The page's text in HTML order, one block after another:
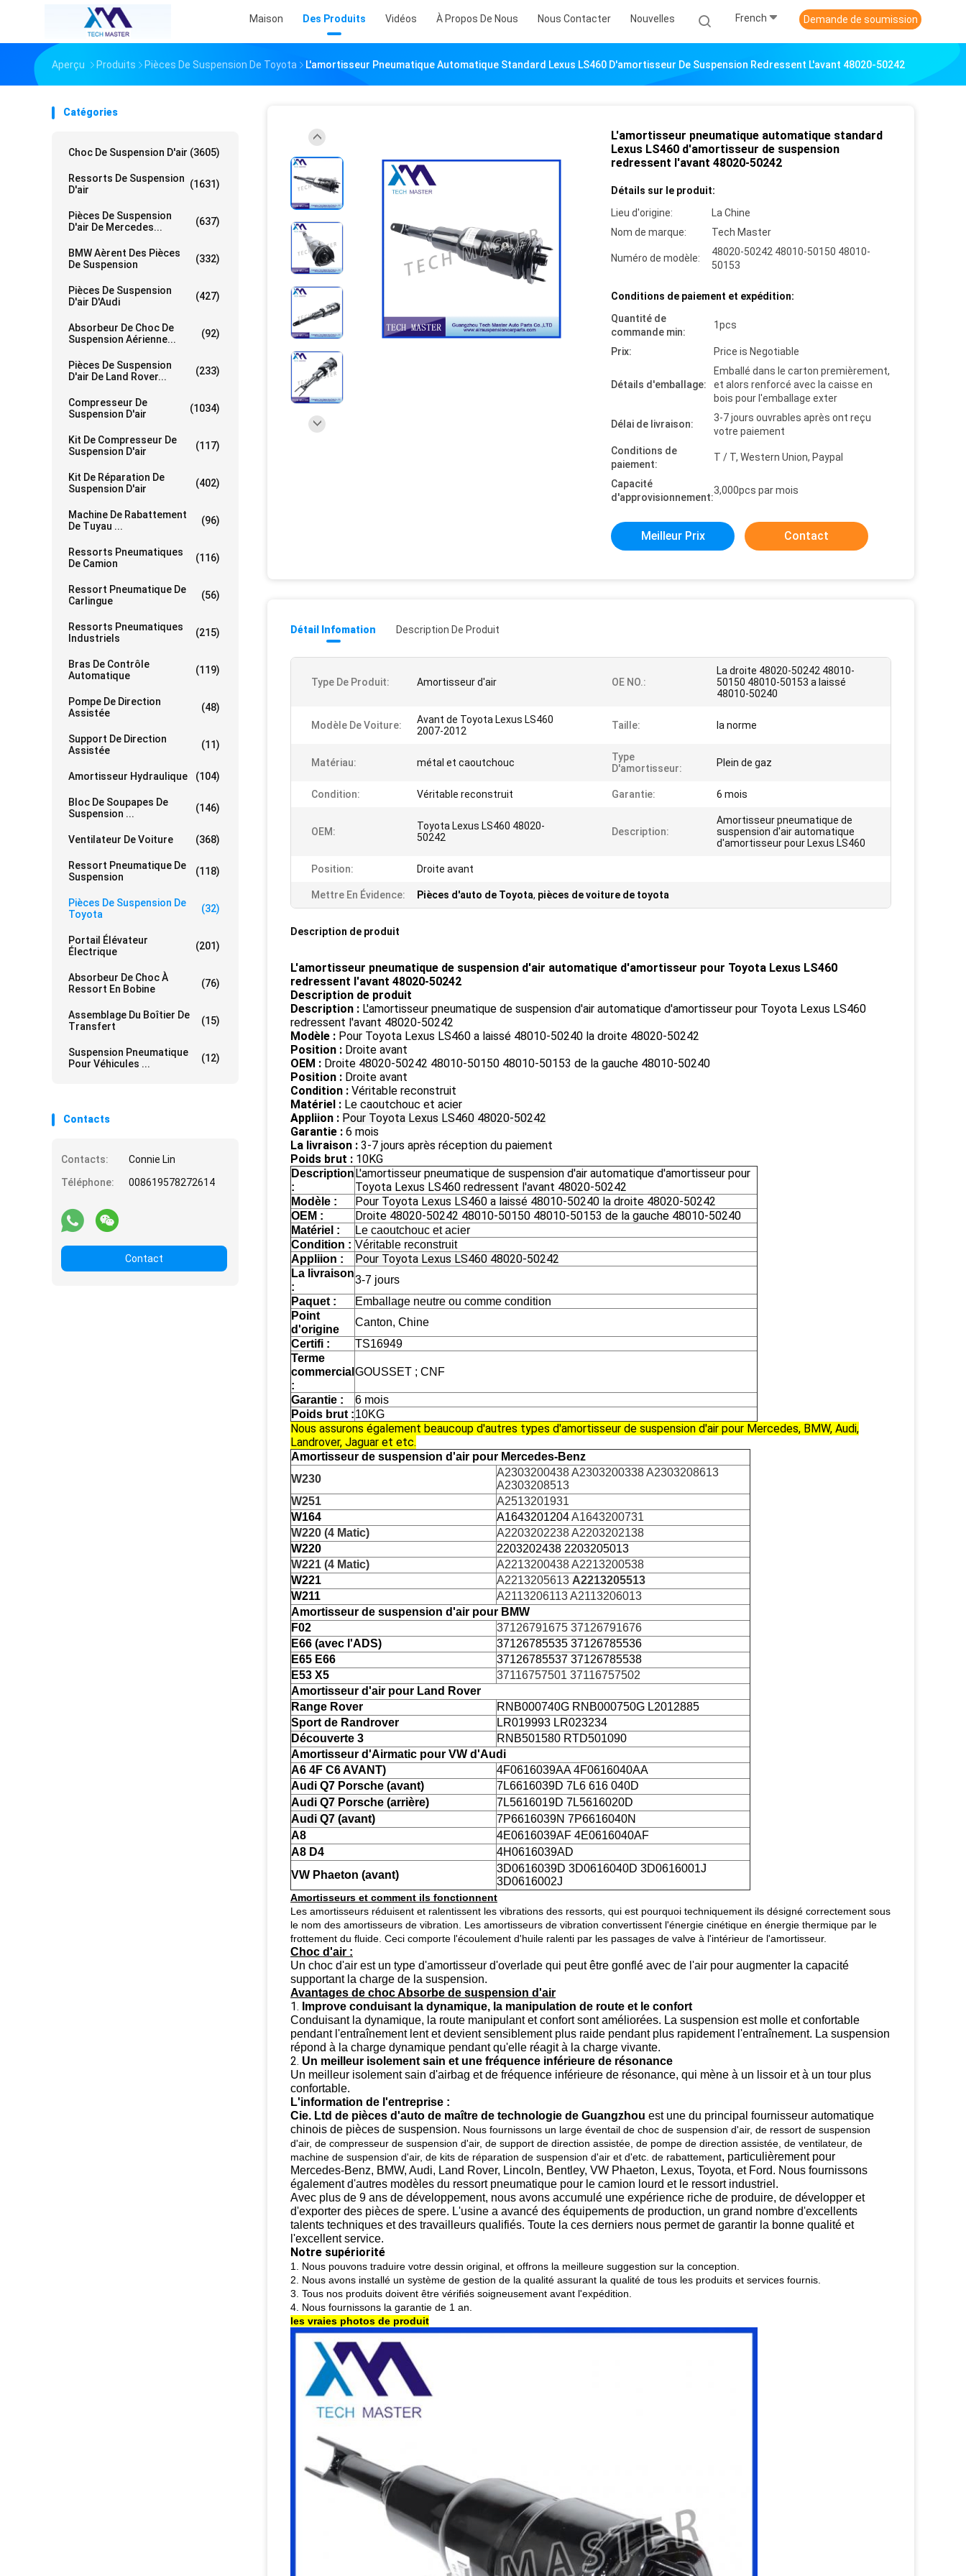
Maison Des Produits Vidéos À Propos De Nous Nous Contacter Nouvelles French Demande de soumission
Aperçu Produits Pièces De Suspension De Toyota L'amortisseur Pneumatique Automatique Standard Lexus LS460 D'amortisseur De Suspension Redressent L'avant 48020-50242
Catégories
Choc De Suspension D'air (3605)
Ressorts De Suspension
D'air
(1631)
Pièces De Suspension
D'air De Mercedes...
(637)
BMW Aèrent Des Pièces
De Suspension
(332)
Pièces De Suspension
D'air D'Audi
(427)
Absorbeur De Choc De
Suspension Aérienne...
(92)
Pièces De Suspension
D'air De Land Rover...
(233)
Compresseur De
Suspension D'air
(1034)
Kit De Compresseur De
Suspension D'air
(117)
Kit De Réparation De
Suspension D'air
(402)
Machine De Rabattement
De Tuyau ...
(96)
Ressorts Pneumatiques
De Camion
(116)
Ressort Pneumatique De
Carlingue
(56)
Ressorts Pneumatiques
Industriels
(215)
Bras De Contrôle
Automatique
(119)
Pompe De Direction
Assistée
(48)
Support De Direction
Assistée
(11)
Amortisseur Hydraulique (104)
Bloc De Soupapes De
Suspension ...
(146)
Ventilateur De Voiture (368)
Ressort Pneumatique De
Suspension
(118)
Pièces De Suspension De
Toyota
(32)
Portail Élévateur
Électrique
(201)
Absorbeur De Choc À
Ressort En Bobine
(76)
Assemblage Du Boîtier De
Transfert
(15)
Suspension Pneumatique
Pour Véhicules ...
(12)
Contacts
Contacts:
Connie Lin
Téléphone:
008619578272614
Contact
L'amortisseur pneumatique automatique standard
Lexus LS460 d'amortisseur de suspension
redressent l'avant 48020-50242
Détails sur le produit:
Lieu d'origine:
La Chine
Nom de marque:
Tech Master
Numéro de modèle:
48020-50242 48010-50150 48010-
50153
Conditions de paiement et expédition:
Quantité de
commande min:
1pcs
Prix: Price is Negotiable
Détails d'emballage:
Emballé dans le carton premièrement,
et alors renforcé avec la caisse en
bois pour l'emballage exter
Délai de livraison:
3-7 jours ouvrables après ont reçu
votre paiement
Conditions de
paiement:
T / T, Western Union, Paypal
Capacité
d'approvisionnement:
3,000pcs par mois
Meilleur Prix Contact
Détail Infomation Description De Produit
Type De Produit: Amortisseur d'air OE NO.:
La droite 48020-50242 48010-
50150 48010-50153 a laissé
48010-50240
Modèle De Voiture:
Avant de Toyota Lexus LS460
2007-2012
Taille: la norme
Matériau: métal et caoutchouc
Type
D'amortisseur:
Plein de gaz
Condition: Véritable reconstruit Garantie: 6 mois
OEM:
Toyota Lexus LS460 48020-
50242
Description:
Amortisseur pneumatique de
suspension d'air automatique
d'amortisseur pour Lexus LS460
Position: Droite avant
Mettre En Évidence: Pièces d'auto de Toyota, pièces de voiture de toyota
Description de produit
L'amortisseur pneumatique de suspension d'air automatique d'amortisseur pour Toyota Lexus LS460
redressent l'avant 48020-50242
Description de produit
Description : L'amortisseur pneumatique de suspension d'air automatique d'amortisseur pour Toyota Lexus LS460
redressent l'avant 48020-50242
Modèle : Pour Toyota Lexus LS460 a laissé 48010-50240 la droite 48020-50242
Position : Droite avant
OEM : Droite 48020-50242 48010-50150 48010-50153 de la gauche 48010-50240
Position : Droite avant
Condition : Véritable reconstruit
Matériel : Le caoutchouc et acier
Appliion : Pour Toyota Lexus LS460 48020-50242
Garantie : 6 mois
La livraison : 3-7 jours après réception du paiement
Poids brut : 10KG
Description
:
L'amortisseur pneumatique de suspension d'air automatique d'amortisseur pour
Toyota Lexus LS460 redressent l'avant 48020-50242
Modèle : Pour Toyota Lexus LS460 a laissé 48010-50240 la droite 48020-50242
OEM : Droite 48020-50242 48010-50150 48010-50153 de la gauche 48010-50240
Matériel :
Le caoutchouc et acier
Condition : Véritable reconstruit
Appliion :
Pour Toyota Lexus LS460 48020-50242
La livraison
:
3-7 jours
Paquet :
Emballage neutre ou comme condition
Point
d'origine
Canton, Chine
Certifi :
TS16949
Terme
commercial
:
GOUSSET ; CNF
Garantie :
6 mois
Poids brut :10KG
Nous assurons également beaucoup d'autres types d'amortisseur de suspension d'air pour Mercedes, BMW, Audi,
Landrover, Jaguar et etc.
Amortisseur de suspension d'air pour Mercedes-Benz
W230
A2303200438 A2303200338 A2303208613
A2303208513
W251
A2513201931
W164
A1643201204A1643200731
W220 (4 Matic)
A2203202238 A2203202138
W220
2203202438 2203205013
W221 (4 Matic)
A2213200438 A2213200538
W221
A2213205613 A2213205513
W211
A2113206113 A2113206013
Amortisseur de suspension d'air pour BMW
F02
37126791675 37126791676
E66 (avec l'ADS)
37126785535 37126785536
E65 E66
37126785537 37126785538
E53 X5
37116757501 37116757502
Amortisseur d'air pour Land Rover
Range Rover
RNB000740G RNB000750G L2012885
Sport de Randrover
LR019993 LR023234
Découverte 3
RNB501580 RTD501090
Amortisseur d'Airmatic pour VW d'Audi
A6 4F C6 AVANT)
4F0616039AA 4F0616040AA
Audi Q7 Porsche (avant)
7L6616039D 7L6 616 040D
Audi Q7 Porsche (arrière)
7L5616019D 7L5616020D
Audi Q7 (avant)
7P6616039N 7P6616040N
A8
4E0616039AF 4E0616040AF
A8 D4
4H0616039AD
VW Phaeton (avant)
3D0616039D 3D0616040D 3D0616001J
3D0616002J
Amortisseurs et comment ils fonctionnent
Les amortisseurs réduisent et ralentissent les vibrations des ressorts, qui est pourquoi techniquement ils désigné correctement sous
le nom des amortisseurs de vibration. Les amortisseurs de vibration convertissent l'énergie cinétique en énergie thermique par le
frottement du fluide. Ceci comporte l'écoulement d'huile ralenti par les passages de valve à l'intérieur de l'amortisseur.
Choc d'air :
Un choc d'air est un type d'amortisseur d'overlade qui peut être gonflé avec de l'air pour augmenter la capacité
supportant la charge de la suspension.
Avantages de choc Absorbe de suspension d'air
1. Improve conduisant la dynamique, la manipulation de route et le confort
Conduisant la dynamique, la route manipulant et confort sont améliorées. La suspension est molle et confortable
pendant l'entraînement lent et devient sensiblement plus raide pendant plus rapidement l'entraînement. La suspension
répond à la charge dynamique pendant qu'elle réagit à la charge vivante.
2. Un meilleur isolement sain et une fréquence inférieure de résonance
Un meilleur isolement sain d'airbag et de fréquence inférieure de résonance, qui mène à un lissoir et à un tour plus
confortable.
L'information de l'entreprise :
Cie. Ltd de pièces d'auto de maître de technologie de Guangzhou est une du principal fournisseur automatique
chinois de pièces de suspension. Nous fournissons un large éventail de choc de suspension d'air, de ressort de suspension
d'air, de compresseur de suspension d'air, de support de direction assistée, de pompe de direction assistée, de ventilateur, de
machine de suspension d'air, de kits de réparation de suspension d'air et d'etc. de rabattement, particulièrement pour
Mercedes-Benz, BMW, Audi, Land Rover, Lincoln, Bentley, VW Phaeton, Lexus, Toyota, et Ford. Nous fournissons
également d'autres modèles du ressort pneumatique pour le camion lourd et le ressort industriel.
Avec plus de 9 ans de développement, nous avons accumulé une expérience riche de produire, de développer et
d'exporter des pièces de spere. L'usine a avancé des équipements de production, un grand nombre d'excellents
talents techniques et des travailleurs qualifiés. Toute la ces derniers nous permet de garantir la bonne qualité et
l'excellent service.
Notre supériorité
1. Nous pouvons traduire votre dessin original, et offrons la meilleure suggestion sur la conception.
2. Nous avons installé un système de gestion de la qualité assurant la qualité de tous les produits et services fournis.
3. Tous nos produits doivent être vérifiés soigneusement avant l'expédition.
4. Nous fournissons la garantie de 1 an.
les vraies photos de produit